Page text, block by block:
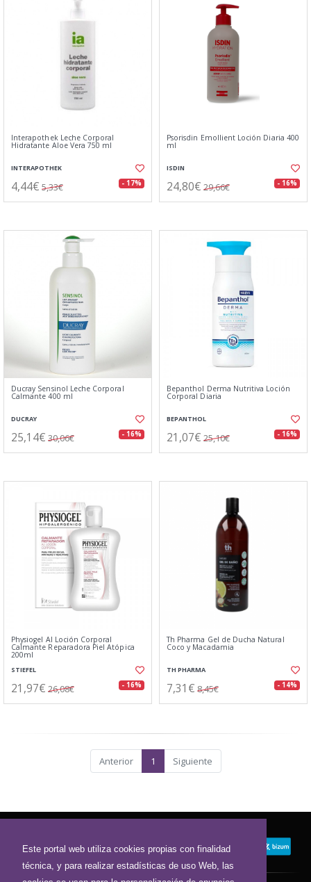
Este portal web utiliza cookies propias con finalidad
técnica, y para realizar estadísticas de uso Web, las
Interapothek Leche Corporal
Hidratante Aloe Vera 750 ml
INTERAPOTHEK
4,44€ 5,33€ - 17%
Psorisdin Emollient Loción Diaria 400
ml
ISDIN
24,80€ 29,66€ - 16%
Ducray Sensinol Leche Corporal
Calmante 400 ml
DUCRAY
25,14€ 30,06€ - 16%
Bepanthol Derma Nutritiva Loción
Corporal Diaria
BEPANTHOL
21,07€ 25,10€ - 16%
Physiogel AI Loción Corporal
Calmante Reparadora Piel Atópica
200ml
STIEFEL
21,97€ 26,08€ - 16%
Th Pharma Gel de Ducha Natural
Coco y Macadamia
TH PHARMA
7,31€ 8,45€ - 14%
Anterior 1 Siguiente